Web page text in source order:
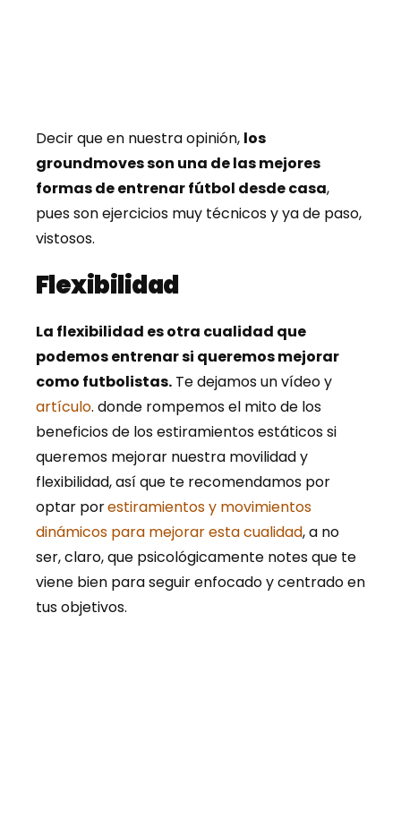
Decir que en nuestra opinión, los
groundmoves son una de las mejores
formas de entrenar fútbol desde casa,
pues son ejercicios muy técnicos y ya de paso,
vistosos.
Flexibilidad
La flexibilidad es otra cualidad que
podemos entrenar si queremos mejorar
como futbolistas. Te dejamos un vídeo y
artículo. donde rompemos el mito de los
beneficios de los estiramientos estáticos si
queremos mejorar nuestra movilidad y
flexibilidad, así que te recomendamos por
optar porestiramientos y movimientos
dinámicos para mejorar esta cualidad, a no
ser, claro, que psicológicamente notes que te
viene bien para seguir enfocado y centrado en
tus objetivos.